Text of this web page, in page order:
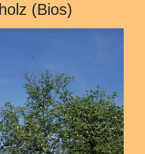
(Bios)